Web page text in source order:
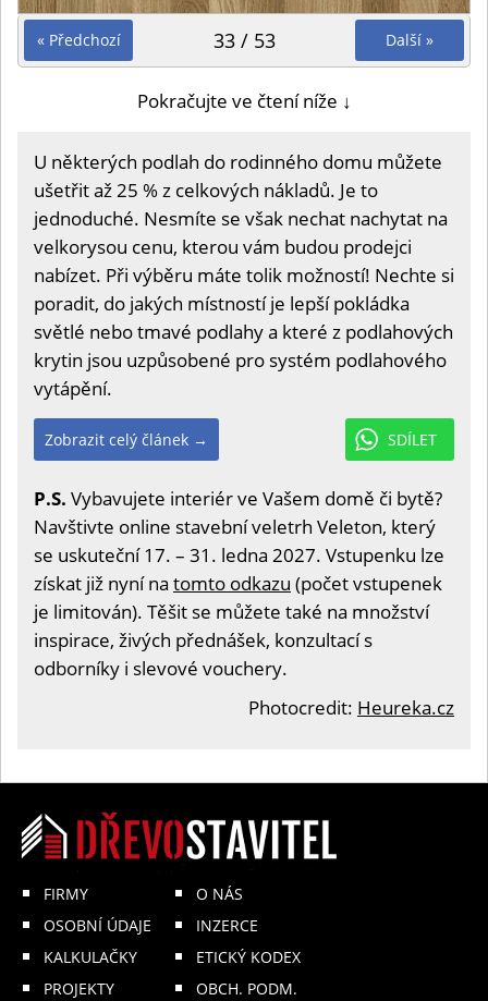
« Předchozí Další »
33 / 53
Pokračujte ve čtení níže ↓
U některých podlah do rodinného domu můžete
ušetřit až 25 % z celkových nákladů. Je to
jednoduché. Nesmíte se však nechat nachytat na
velkorysou cenu, kterou vám budou prodejci
nabízet. Při výběru máte tolik možností! Nechte si
poradit, do jakých místností je lepší pokládka
světlé nebo tmavé podlahy a které z podlahových
krytin jsou uzpůsobené pro systém podlahového
vytápění.
SDÍLET
Zobrazit celý článek →
P.S. Vybavujete interiér ve Vašem domě či bytě?
Navštivte online stavební veletrh Veleton, který
se uskuteční 17. – 31. ledna 2027. Vstupenku lze
získat již nyní na tomto odkazu (počet vstupenek
je limitován). Těšit se můžete také na množství
inspirace, živých přednášek, konzultací s
odborníky i slevové vouchery.
Photocredit: Heureka.cz
FIRMY
OSOBNÍ ÚDAJE
KALKULAČKY
PROJEKTY
O NÁS
INZERCE
ETICKÝ KODEX
OBCH. PODM.